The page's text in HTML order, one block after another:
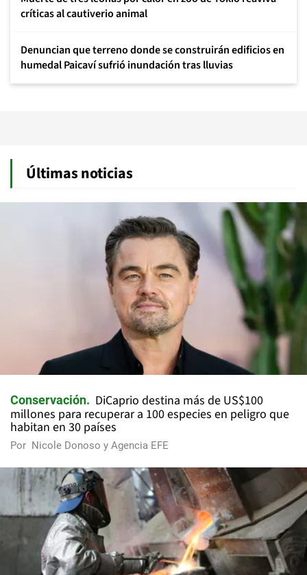
críticas al cautiverio animal
Denuncian que terreno donde se construirán edificios en
humedal Paicaví sufrió inundación tras lluvias
Últimas noticias
Conservación
DiCaprio destina más de US$100
millones para recuperar a 100 especies en peligro que
habitan en 30 países
Por Nicole Donoso y Agencia EFE